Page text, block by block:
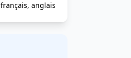
français, anglais